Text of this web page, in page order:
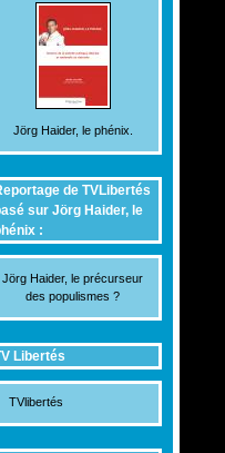
Jörg Haider, le phénix.
de TVLibertés
sur Jörg Haider, le
:
Jörg Haider, le précurseur
des populismes ?
Libertés
TVlibertés